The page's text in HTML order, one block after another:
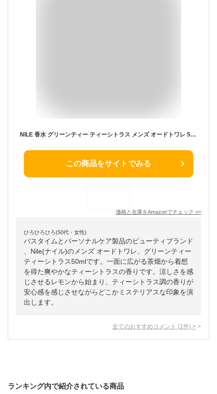
NILE 香水 グリーンティー ティーシトラス メンズ オードトワレ 50ml
この商品をサイトでみる
価格と在庫をAmazonでチェック >>
ひろひろひろ(50代・女性)
バスタイムとパーソナルケア製品のビューティブランド
、Nile(ナイル)のメンズ オードトワレ、グリーンティー
ティーシトラス50mlです。一面に広がる茶畑から着想
を得た爽やかなティーシトラスの香りです。涼しさを感
じさせるレモンから始まり、ティーシトラス調の香りが
安心感を感じさせながらどこかミステリアスな印象を演
出します。
全てのおすすめコメント (1 件) >
ランキング内で紹介されている商品